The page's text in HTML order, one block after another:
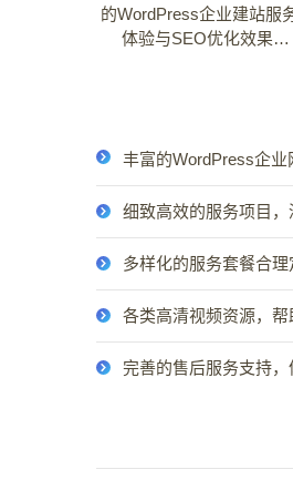
的WordPress企业建站服
体验与SEO优化效果…
丰富的WordPress企业
细致高效的服务项目，
多样化的服务套餐合理
各类高清视频资源，帮
完善的售后服务支持，